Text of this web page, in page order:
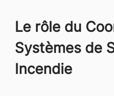
Le rôle du
Systèmes de
Incendie